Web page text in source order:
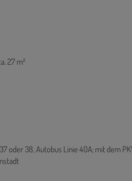
27 m²
oder 38, Autobus Linie 40A; mit dem